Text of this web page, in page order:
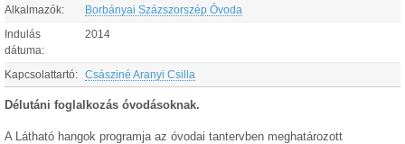
Alkalmazók: Borbányai Százszorszép Óvoda
Indulás
dátuma:
2014
Kapcsolattartó: Császiné Aranyi Csilla
Délutáni foglalkozás óvodásoknak.
A Látható hangok programja az óvodai tantervben meghatározott